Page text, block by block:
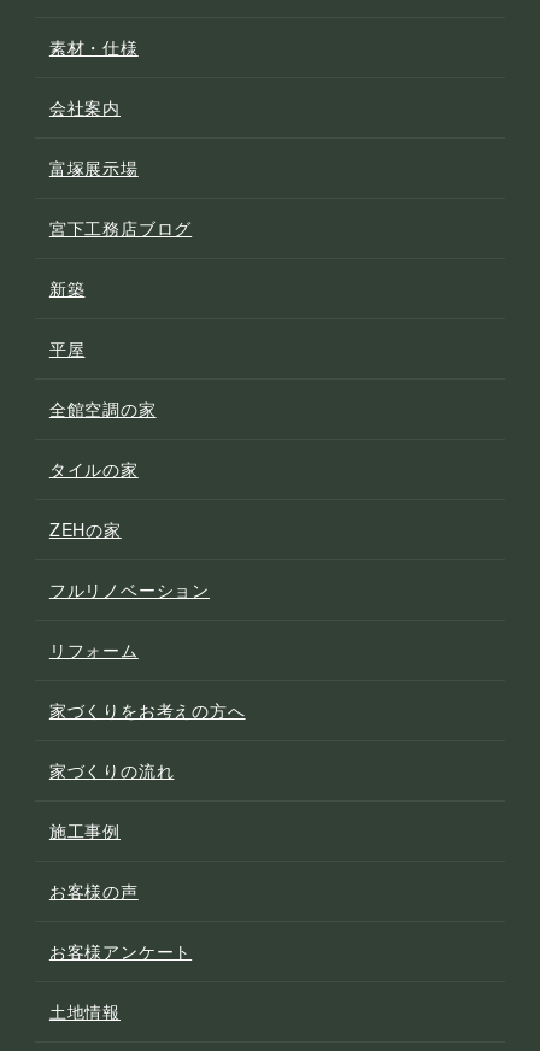
素材・仕様
会社案内
富塚展示場
宮下工務店ブログ
新築
平屋
全館空調の家
タイルの家
ZEHの家
フルリノベーション
リフォーム
家づくりをお考えの方へ
家づくりの流れ
施工事例
お客様の声
お客様アンケート
土地情報